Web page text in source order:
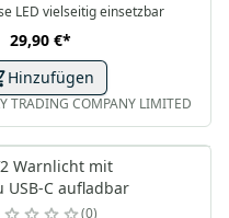
LED vielseitig einsetzbar
29,90 €*
Hinzufügen
TRADING COMPANY LIMITED
Warnlicht mit
C aufladbar
0